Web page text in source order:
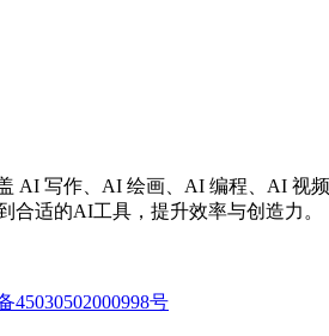
AI 写作、AI 绘画、AI 编程、AI
合适的AI工具，提升效率与创造力。
45030502000998号